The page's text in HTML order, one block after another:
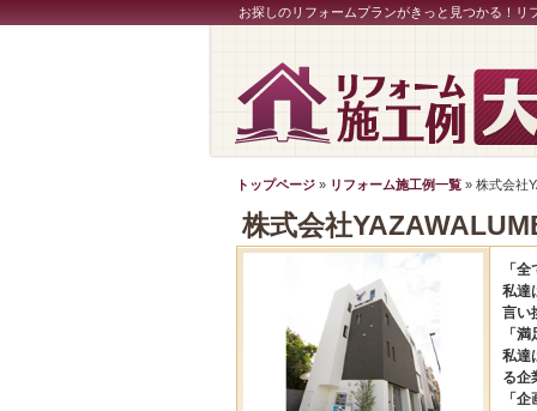
お探しのリフォームプランがきっと見つかる！リ
トップページ » リフォーム施工例一覧 » 株式会社
株式会社
「
私達
言い
「
私達
る企
「